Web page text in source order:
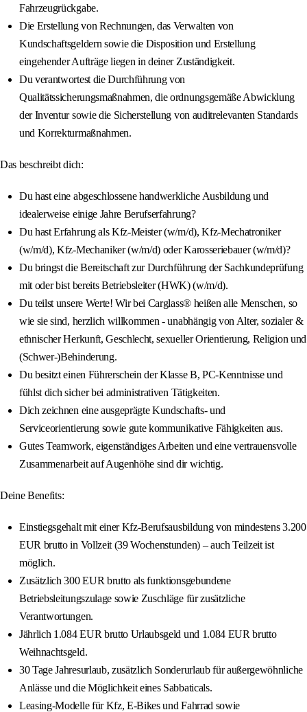
Fahrzeugrückgabe.
Die Erstellung von Rechnungen, das Verwalten von
Kundschaftsgeldern sowie die Disposition und Erstellung
eingehender Aufträge liegen in deiner Zuständigkeit.
Du verantwortest die Durchführung von
Qualitätssicherungsmaßnahmen, die ordnungsgemäße Abwicklung
der Inventur sowie die Sicherstellung von auditrelevanten Standards
und Korrekturmaßnahmen.
Das beschreibt dich:
Du hast eine abgeschlossene handwerkliche Ausbildung und
idealerweise einige Jahre Berufserfahrung?
Du hast Erfahrung als Kfz-Meister (w/m/d), Kfz-Mechatroniker
(w/m/d), Kfz-Mechaniker (w/m/d) oder Karosseriebauer (w/m/d)?
Du bringst die Bereitschaft zur Durchführung der Sachkundeprüfung
mit oder bist bereits Betriebsleiter (HWK) (w/m/d).
Du teilst unsere Werte! Wir bei Carglass® heißen alle Menschen, so
wie sie sind, herzlich willkommen - unabhängig von Alter, sozialer &
ethnischer Herkunft, Geschlecht, sexueller Orientierung, Religion und
(Schwer-)Behinderung.
Du besitzt einen Führerschein der Klasse B, PC-Kenntnisse und
fühlst dich sicher bei administrativen Tätigkeiten.
Dich zeichnen eine ausgeprägte Kundschafts- und
Serviceorientierung sowie gute kommunikative Fähigkeiten aus.
Gutes Teamwork, eigenständiges Arbeiten und eine vertrauensvolle
Zusammenarbeit auf Augenhöhe sind dir wichtig.
Deine Benefits:
Einstiegsgehalt mit einer Kfz-Berufsausbildung von mindestens 3.200
EUR brutto in Vollzeit (39 Wochenstunden) – auch Teilzeit ist
möglich.
Zusätzlich 300 EUR brutto als funktionsgebundene
Betriebsleitungszulage sowie Zuschläge für zusätzliche
Verantwortungen.
Jährlich 1.084 EUR brutto Urlaubsgeld und 1.084 EUR brutto
Weihnachtsgeld.
30 Tage Jahresurlaub, zusätzlich Sonderurlaub für außergewöhnliche
Anlässe und die Möglichkeit eines Sabbaticals.
Leasing-Modelle für Kfz, E-Bikes und Fahrrad sowie